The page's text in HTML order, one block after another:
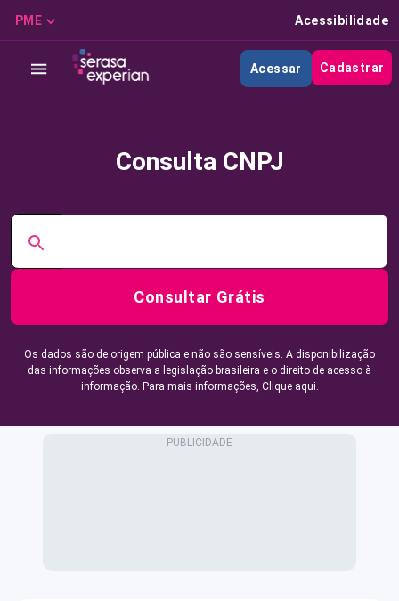
PME Acessibilidade
Acessar Cadastrar
Consulta CNPJ
Consultar Grátis
Os dados são de origem pública e não são sensíveis. A disponibilização
das informações observa a legislação brasileira e o direito de acesso à
informação. Para mais informações, Clique aqui.